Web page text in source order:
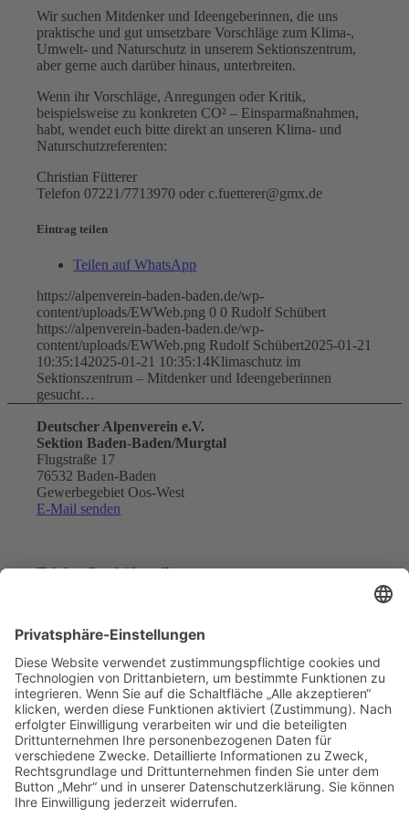
Wir suchen Mitdenker und Ideengeberinnen, die uns
praktische und gut umsetzbare Vorschläge zum Klima-,
Umwelt- und Naturschutz in unserem Sektionszentrum,
aber gerne auch darüber hinaus, unterbreiten.
Wenn ihr Vorschläge, Anregungen oder Kritik,
beispielsweise zu konkreten CO² – Einsparmaßnahmen,
habt, wendet euch bitte direkt an unseren Klima- und
Naturschutzreferenten:
Christian Fütterer
Telefon 07221/7713970 oder c.fuetterer@gmx.de
Eintrag teilen
Teilen auf WhatsApp
https://alpenverein-baden-baden.de/wp-
content/uploads/EWWeb.png 0 0 Rudolf Schübert
https://alpenverein-baden-baden.de/wp-
content/uploads/EWWeb.png Rudolf Schübert2025-01-21
10:35:142025-01-21 10:35:14Klimaschutz im
Sektionszentrum – Mitdenker und Ideengeberinnen
gesucht…
Deutscher Alpenverein e.V.
Sektion Baden-Baden/Murgtal
Flugstraße 17
76532 Baden-Baden
Gewerbegebiet Oos-West
E-Mail senden
Telefon Geschäftsstelle:
07221 968513
Immer auf dem neuesten Stand:
Newsletter abonnieren…
Kontakt
Impressum
Datenschutz